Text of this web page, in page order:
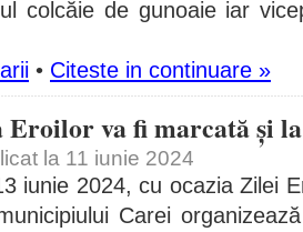
colcăie de gunoaie iar
• Citeste in continuare »
Eroilor va fi marcată și
la 11 iunie 2024
iunie 2024, cu ocazia Zilei
Carei